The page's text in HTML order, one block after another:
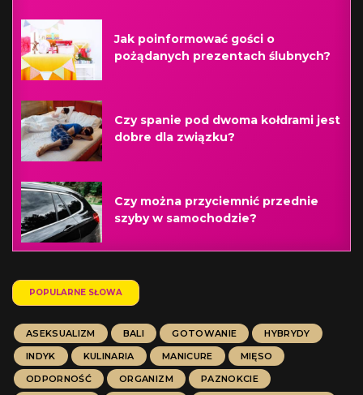
Jak poinformować gości o
pożądanych prezentach ślubnych?
Czy spanie pod dwoma kołdrami jest
dobre dla związku?
Czy można przyciemnić przednie
szyby w samochodzie?
POPULARNE SŁOWA
ASEKSUALIZM BALI GOTOWANIE
HYBRYDY
INDYK
KULINARIA MANICURE
MIĘSO
ODPORNOŚĆ
ORGANIZM
PAZNOKCIE